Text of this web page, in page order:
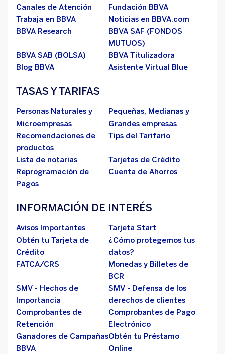
Canales de Atención
Fundación BBVA
Trabaja en BBVA
Noticias en BBVA.com
BBVA Research
BBVA SAF (FONDOS
MUTUOS)
BBVA SAB (BOLSA)
BBVA Titulizadora
Blog BBVA
Asistente Virtual Blue
TASAS Y TARIFAS
Personas Naturales y
Microempresas
Pequeñas, Medianas y
Grandes empresas
Recomendaciones de
productos
Tips del Tarifario
Lista de notarias
Tarjetas de Crédito
Reprogramación de
Pagos
Cuenta de Ahorros
INFORMACIÓN DE INTERÉS
Avisos Importantes
Tarjeta Start
Obtén tu Tarjeta de
Crédito
¿Cómo protegemos tus
datos?
FATCA/CRS
Monedas y Billetes de
BCR
SMV - Hechos de
Importancia
SMV - Defensa de los
derechos de clientes
Comprobantes de
Retención
Comprobantes de Pago
Electrónico
Ganadores de Campañas
BBVA
Obtén tu Préstamo
Online